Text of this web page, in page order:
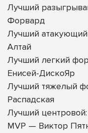
Лучший
Форвард
Лучший
Алтай
Лучший легкий
Енисей-ДискоЯр
Лучший тяжелый
Распадская
Лучший
MVP — Виктор